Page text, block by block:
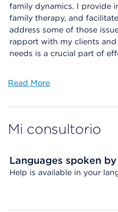
family dynamics. I provide
family therapy, and
address some of those
rapport with my clients
needs is a crucial part of
Read More
Mi consultorio
Languages spoken
Help is available in your